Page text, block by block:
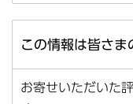
この情報は皆さま
お寄せいただいた